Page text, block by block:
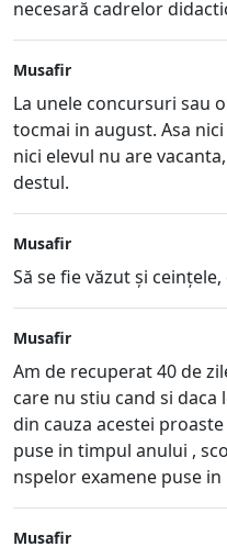
necesară cadrelor
Musafir
La unele concursuri sau
tocmai in august. Asa
nici elevul nu are
destul.
Musafir
Să se fie văzut și
Musafir
Am de recuperat 40 de
care nu stiu cand si
din cauza acestei
puse in timpul anului ,
nspelor examene puse
Musafir